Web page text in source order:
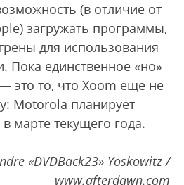
(в отличие от
загружать программы,
для использования
Пока единственное «но»
это то, что Xoom еще не
Motorolа планирует
в марте текущего года.
«DVDBack23» Yoskowitz /
www.afterdawn.com